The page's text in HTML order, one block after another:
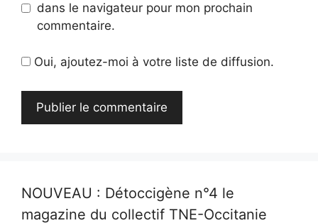
dans le navigateur pour mon prochain
commentaire.
Oui, ajoutez-moi à votre liste de diffusion.
NOUVEAU : Détoccigène n°4 le
magazine du collectif TNE-Occitanie